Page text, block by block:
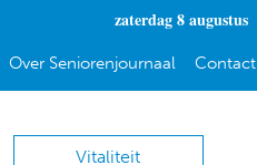
zaterdag 8 augustus
Over Seniorenjournaal Contact
Vitaliteit